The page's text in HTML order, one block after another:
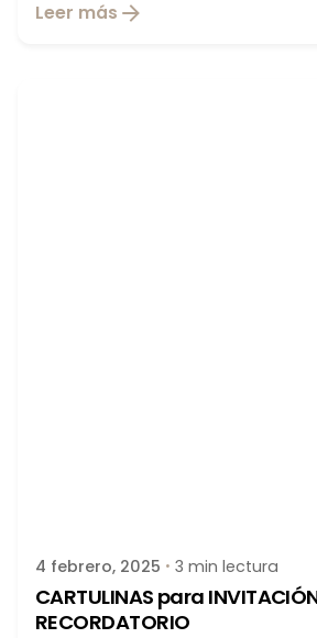
Leer más
4 febrero, 2025 3 min lectura
CARTULINAS para
RECORDATORIO